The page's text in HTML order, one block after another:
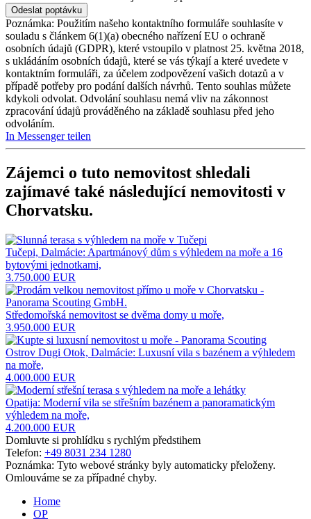
Poznámka: Použitím našeho kontaktního formuláře souhlasíte v
souladu s článkem 6(1)(a) obecného nařízení EU o ochraně
osobních údajů (GDPR), které vstoupilo v platnost 25. května 2018,
s ukládáním osobních údajů, které se vás týkají a které uvedete v
kontaktním formuláři, za účelem zodpovězení vašich dotazů a v
případě potřeby pro podání dalších návrhů. Tento souhlas můžete
kdykoli odvolat. Odvolání souhlasu nemá vliv na zákonnost
zpracování údajů prováděného na základě souhlasu před jeho
odvoláním.
In Messenger teilen
Zájemci o tuto nemovitost shledali
zajímavé také následující nemovitosti v
Chorvatsku.
Tučepi, Dalmácie: Apartmánový dům s výhledem na moře a 16
bytovými jednotkami,
3.750.000 EUR
Středomořská nemovitost se dvěma domy u moře,
3.950.000 EUR
Ostrov Dugi Otok, Dalmácie: Luxusní vila s bazénem a výhledem
na moře,
4.000.000 EUR
Opatija: Moderní vila se střešním bazénem a panoramatickým
výhledem na moře,
4.200.000 EUR
Domluvte si prohlídku s rychlým předstihem
Telefon: +49 8031 234 1280
Poznámka: Tyto webové stránky byly automaticky přeloženy.
Omlouváme se za případné chyby.
Home
OP